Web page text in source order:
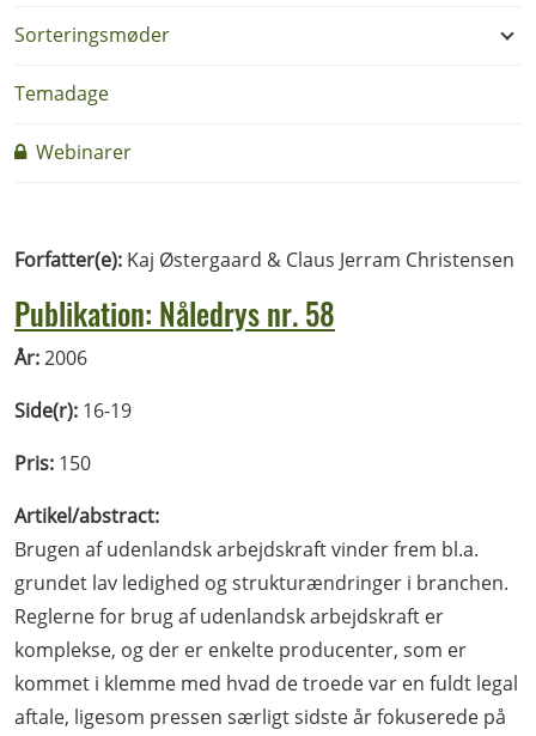
Sorteringsmøder
Temadage
Webinarer
Forfatter(e): Kaj Østergaard & Claus Jerram Christensen
Publikation: Nåledrys nr. 58
År:2006
Side(r): 16-19
Pris: 150
Artikel/abstract:
Brugen af udenlandsk arbejdskraft vinder frem bl.a.
grundet lav ledighed og strukturændringer i branchen.
Reglerne for brug af udenlandsk arbejdskraft er
komplekse, og der er enkelte producenter, som er
kommet i klemme med hvad de troede var en fuldt legal
aftale, ligesom pressen særligt sidste år fokuserede på